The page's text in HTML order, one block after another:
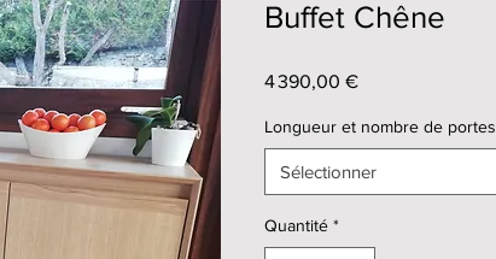
Buffet Chêne
4 390,00 €Prix
Longueur et nombre de portes
Sélectionner
Quantité *